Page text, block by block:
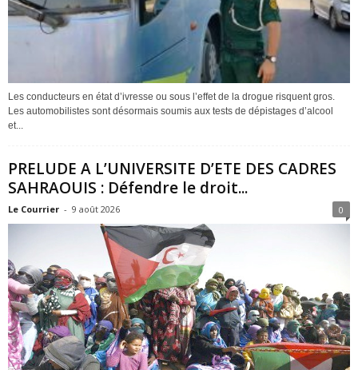
Les conducteurs en état d’ivresse ou sous l’effet de la drogue risquent gros.
Les automobilistes sont désormais soumis aux tests de dépistages d’alcool
et...
PRELUDE A L’UNIVERSITE D’ETE DES CADRES
SAHRAOUIS : Défendre le droit...
Le Courrier - 9 août 2026 0